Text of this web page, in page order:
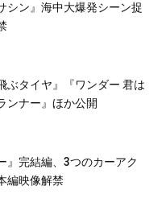
シン』海中大爆発シーン捉
ぶタイヤ』『ワンダー 君は
ンナー』ほか公開
』完結編、3つのカーアク
編映像解禁